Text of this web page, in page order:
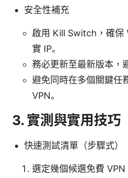
安全性補充
啟用 Kill Switch，確保
實 IP。
務必更新至最新版本，
避免同時在多個關鍵任
VPN。
3. 實測與實用技巧
快速測試清單（步驟式）
選定幾個候選免費